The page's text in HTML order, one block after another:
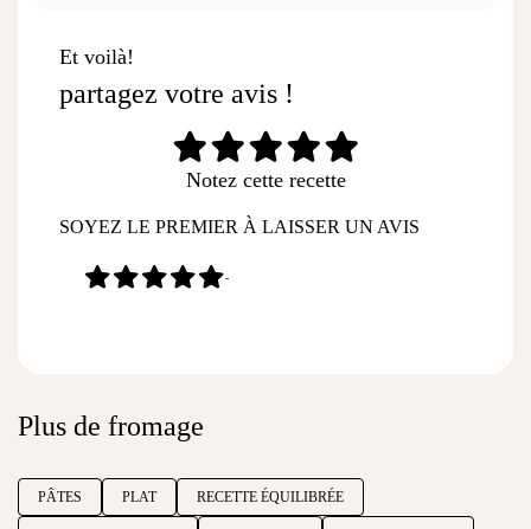
Et voilà!
partagez votre avis !
Notez cette recette
SOYEZ LE PREMIER À LAISSER UN AVIS
-
Plus de fromage
PÂTES PLAT RECETTE ÉQUILIBRÉE